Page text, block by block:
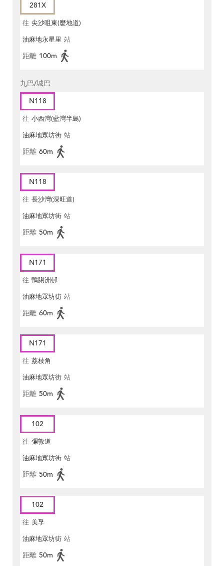
281X
往 尖沙咀東(麼地道)
油麻地永星里 站
距離 100m
九巴/城巴
N118
往 小西灣(藍灣半島)
油麻地眾坊街 站
距離 60m
N118
往 長沙灣(深旺道)
油麻地眾坊街 站
距離 50m
N171
往 鴨脷洲邨
油麻地眾坊街 站
距離 60m
N171
往 荔枝角
油麻地眾坊街 站
距離 50m
102
往 彌敦道
油麻地眾坊街 站
距離 50m
102
往 美孚
油麻地眾坊街 站
距離 50m